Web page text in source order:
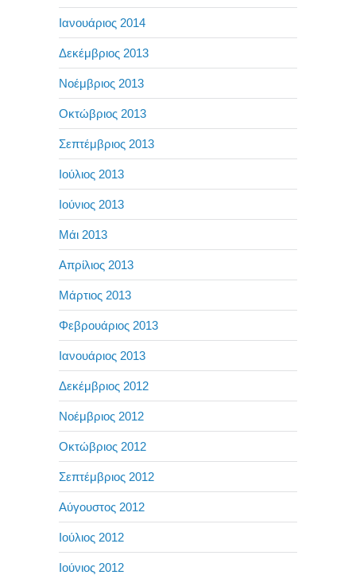
Ιανουάριος 2014
Δεκέμβριος 2013
Νοέμβριος 2013
Οκτώβριος 2013
Σεπτέμβριος 2013
Ιούλιος 2013
Ιούνιος 2013
Μάι 2013
Απρίλιος 2013
Μάρτιος 2013
Φεβρουάριος 2013
Ιανουάριος 2013
Δεκέμβριος 2012
Νοέμβριος 2012
Οκτώβριος 2012
Σεπτέμβριος 2012
Αύγουστος 2012
Ιούλιος 2012
Ιούνιος 2012